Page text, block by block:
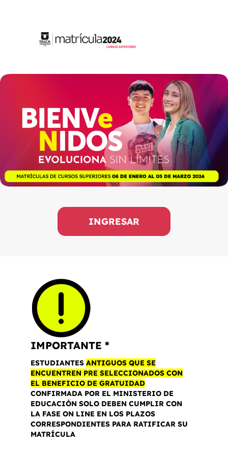
INGRESAR
IMPORTANTE *
ESTUDIANTES ANTIGUOS QUE SE
ENCUENTREN PRE SELECCIONADOS CON
EL BENEFICIO DE GRATUIDAD
CONFIRMADA POR EL MINISTERIO DE
EDUCACIÓN SOLO DEBEN CUMPLIR CON
LA FASE ON LINE EN LOS PLAZOS
CORRESPONDIENTES PARA RATIFICAR SU
MATRÍCULA